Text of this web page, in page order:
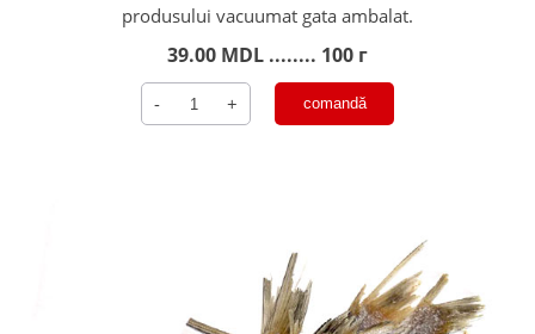
produsului vacuumat gata ambalat.
39.00 MDL ........ 100 г
Cantitate
Stiuca
- + comandă